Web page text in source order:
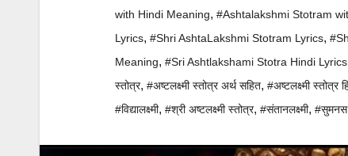
with Hindi Meaning, #Ashtalakshmi Stotram
Lyrics, #Shri AshtaLakshmi Stotram Lyrics,
Meaning, #Sri Ashtlakshami Stotra Hindi Lyrics
स्तोत्र, #अष्टलक्ष्मी स्तोत्र अर्थ सहित, #अष्टलक्ष्मी स्तोत्र
#विद्यालक्ष्मी, #श्री अष्टलक्ष्मी स्तोत्र, #संतानलक्ष्मी, #सुमनस